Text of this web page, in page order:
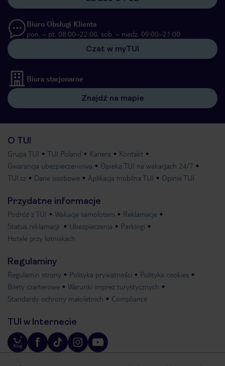
Biuro Obsługi Klienta
pon. – pt. 08:00–22:00, sob. – niedz. 09:00–21:00
Czat w myTUI
Biura stacjonarne
Znajdź na mapie
O TUI
Grupa TUI TUI Poland Kariera
Kontakt
Gwarancja ubezpieczeniowa
Opieka TUI na wakacjach 24/7
TUI.cz
Dane osobowe Aplikacja mobilna TUI Opinie TUI
Przydatne informacje
Podróż z TUI Wakacje samolotem
Reklamacje
Status reklamacji
Ubezpieczenia
Parkingi
Hotele przy lotniskach
Regulaminy
Regulamin strony Polityka prywatności
Polityka cookies
Bilety czarterowe
Warunki imprez turystycznych
Standardy ochrony małoletnich
Compliance
TUI w Internecie